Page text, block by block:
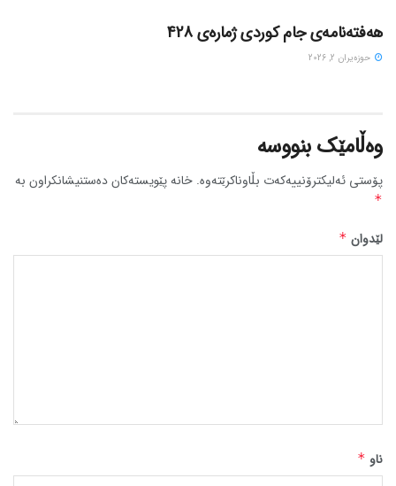
هەفتەنامەی جام کوردی ژمارەی 428
حوزه‌یران 2, 2026
وەڵامێک بنووسە
پۆستی ئەلیکترۆنییەکەت بڵاوناکرێتەوە. خانە پێویستەکان دەستنیشانکراون بە
*
لێدوان*
ناو *